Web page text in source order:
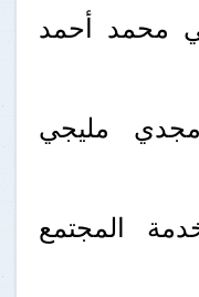
محمد أحمد
مجدي مليجي
المجتمع